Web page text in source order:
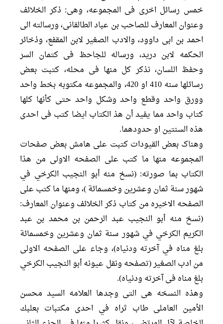
خمس رسائل اخری فی المجموعه، وهی: ذکر الخلائف
وعنوان المعارف للصاحب بن عباد الطالقانی، ورسالته الی
احمد بن ابی داوود، والادب الصغیر لابن المقفع، وذخائر
الحکمه لابن درید، ورساله للجاحظ فی کتمان السر
وحفظ اللسان، نذکر کل منها فی محله، کتبت بعض
رسائلها سنه 410 او 420، والمجموعه مکتوبه بخط واحد
وورق واحد وقطع واحد وشكل واحد حتى كأنها كلها
كتاب واحد مما يفيد أن هذ الکتاب ایضا کتب فی احدی
هذه السنتین او حدودهما.
وهناک بعض القیودات کتبت علی هامش بعض صفحات
المجموعه منها ما کتب علی الصفحه الاولی من هذا
الکتاب بما صورته: (نسخ منه أبو النجيب الكرخي في
شهور سنة ثمان وعشرين وخمسمائة )، ومنها ما کتب علی
الصفحه الاخیره من کتاب ذکر الخلائف وعنوان المعارف:
(نسخ منه أبو النجيب عبد الرحمن بن محمد بن عبد
الكريم الكرخي في شهور سنة ثمان وعشرين وخمسمائة
بلغ مناه في آخرته ودنياه)، وجاء علی الصفحه الاولی
من ادب الصغیر (تصفحه ونقل عيونه أبو النجيب الكرخي
بلغ مناه فی آخرته ودنیاه).
وهذه النسخه هی التی وجدها العلامه السيد محسن
الأمين العاملی طاب ثراه في احدى مكتبات بعلبك